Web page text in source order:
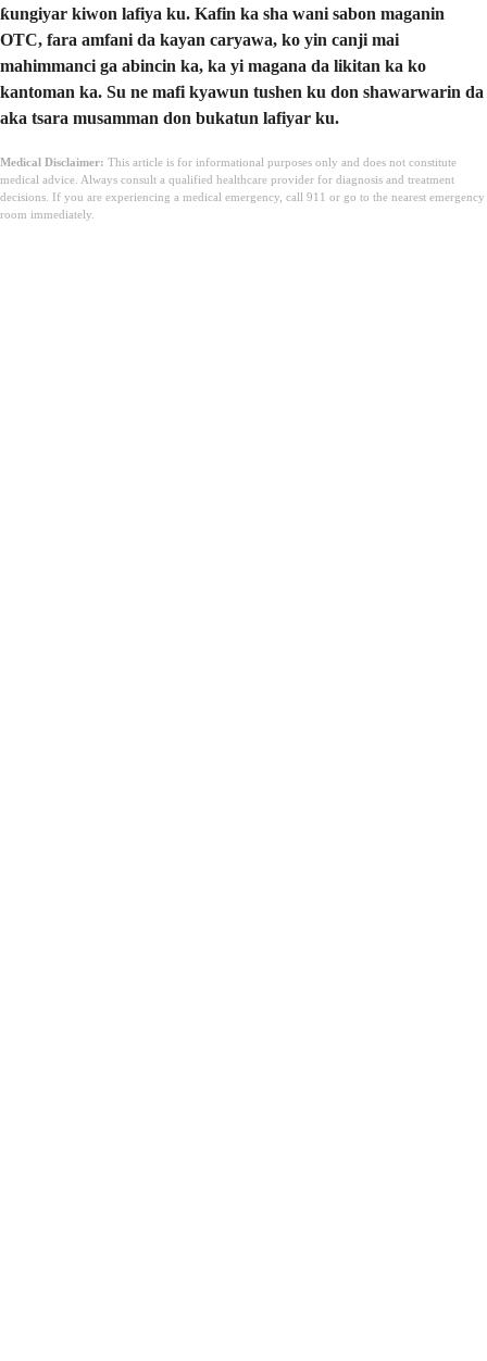
ƙungiyar kiwon lafiya ku. Kafin ka sha wani sabon maganin
OTC, fara amfani da kayan caryawa, ko yin canji mai
mahimmanci ga abincin ka, ka yi magana da likitan ka ko
kantoman ka. Su ne mafi kyawun tushen ku don shawarwarin da
aka tsara musamman don bukatun lafiyar ku.
Medical Disclaimer: This article is for informational purposes only and does not constitute
medical advice. Always consult a qualified healthcare provider for diagnosis and treatment
decisions. If you are experiencing a medical emergency, call 911 or go to the nearest emergency
room immediately.